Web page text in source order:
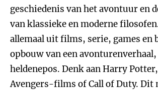
geschiedenis van het avontuur en
van klassieke en moderne
allemaal uit films, serie, games en
opbouw van een avonturenverhaal,
heldenepos. Denk aan Harry
Avengers-films of Call of Duty. Dit